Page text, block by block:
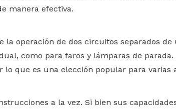
manera efectiva.
operación de dos circuitos separados
como para faros y lámparas de
que es una elección popular para varias
a la vez. Si bien sus